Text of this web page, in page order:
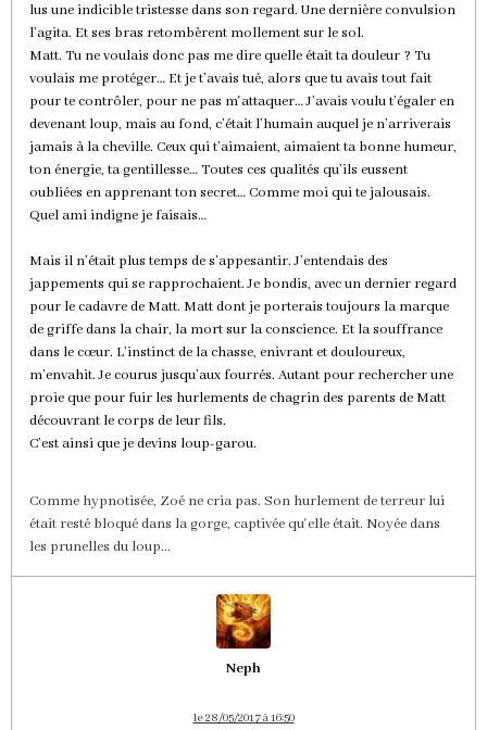
lus une indicible tristesse dans son regard. Une dernière convulsion
l’agita. Et ses bras retombèrent mollement sur le sol.
Matt. Tu ne voulais donc pas me dire quelle était ta douleur ? Tu
voulais me protéger… Et je t’avais tué, alors que tu avais tout fait
pour te contrôler, pour ne pas m'attaquer… J’avais voulu t’égaler en
devenant loup, mais au fond, c’était l’humain auquel je n’arriverais
jamais à la cheville. Ceux qui t’aimaient, aimaient ta bonne humeur,
ton énergie, ta gentillesse… Toutes ces qualités qu’ils eussent
oubliées en apprenant ton secret… Comme moi qui te jalousais.
Quel ami indigne je faisais…
Mais il n’était plus temps de s’appesantir. J’entendais des
jappements qui se rapprochaient. Je bondis, avec un dernier regard
pour le cadavre de Matt. Matt dont je porterais toujours la marque
de griffe dans la chair, la mort sur la conscience. Et la souffrance
dans le cœur. L’instinct de la chasse, enivrant et douloureux,
m’envahit. Je courus jusqu’aux fourrés. Autant pour rechercher une
proie que pour fuir les hurlements de chagrin des parents de Matt
découvrant le corps de leur fils.
C’est ainsi que je devins loup-garou.
Comme hypnotisée, Zoé ne cria pas. Son hurlement de terreur lui
était resté bloqué dans la gorge, captivée qu'elle était. Noyée dans
les prunelles du loup...
Neph
le 28/05/2017 à 16:50